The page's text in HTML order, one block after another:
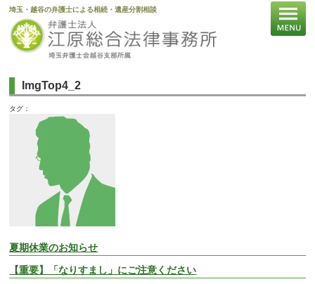
埼玉・越谷の弁護士による相続・遺産分割相談
ImgTop4_2
タグ：
夏期休業のお知らせ
【重要】「なりすまし」にご注意ください